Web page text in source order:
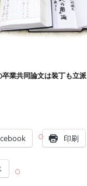
卒業共同論文は装丁も立派
印刷